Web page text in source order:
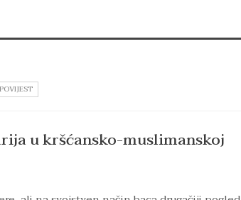
POVIJEST
u kršćansko-muslimanskoj